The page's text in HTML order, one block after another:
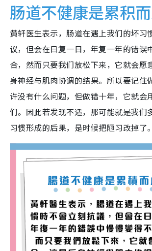
肠道不健康是累积
黄轩医生表示，肠道在遇上我们的坏习
议，但会在日复一日，年复一年的错误
合，然而只要我们放松下来，它就会愿
身神经与肌肉协调的结果。所以要记住
许没有什么问题，但做错十年，它就会
们。因此若发现不适，那可能就是我们
习惯形成的后果，是时候把陋习改掉了。